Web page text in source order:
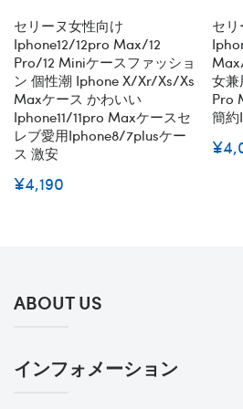
セリーヌ女性向け
Iphone12/12pro Max/12
Pro/12 Miniケースファッショ
ン 個性潮 Iphone X/xr/xs/xs
Maxケース かわいい
Iphone11/11pro Maxケースセ
レブ愛用iphone8/7plusケー
ス 激安
¥4,190
セ
女兼
Pro
簡
ABOUT US
インフォメーション